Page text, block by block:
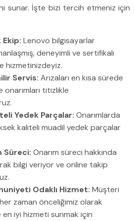
sunar. İşte bizi tercih etmeniz için
Ekip: Lenovo bilgisayarlar
deneyimli ve sertifikalı
hizmetinizdeyiz.
Servis: Arızaları en kısa sürede
titizlikle
Yedek Parçalar: Onarımlarda
kaliteli muadil yedek parçalar
Süreci: Onarım süreci hakkında
bilgi veriyor ve online takip
Odaklı Hizmet: Müşteri
zaman önceliğimiz olarak
iyi hizmeti sunmak için